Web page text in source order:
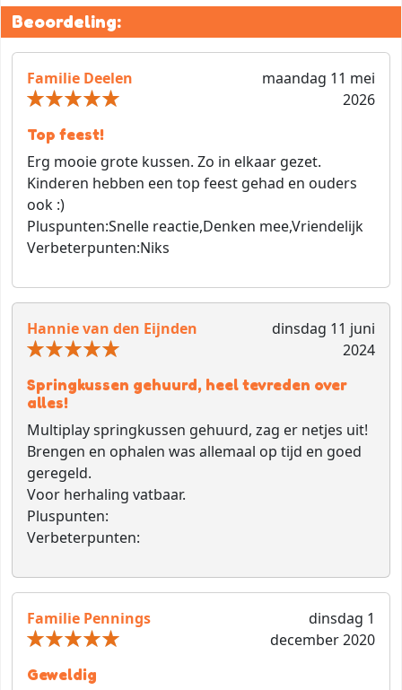
Beoordeling:
Familie Deelen
maandag 11 mei
2026
Top feest!
Erg mooie grote kussen. Zo in elkaar gezet.
Kinderen hebben een top feest gehad en ouders
ook :)
Pluspunten:Snelle reactie,Denken mee,Vriendelijk
Verbeterpunten:Niks
Hannie van den Eijnden
dinsdag 11 juni
2024
Springkussen gehuurd, heel tevreden over
alles!
Multiplay springkussen gehuurd, zag er netjes uit!
Brengen en ophalen was allemaal op tijd en goed
geregeld.
Voor herhaling vatbaar.
Pluspunten:
Verbeterpunten:
Familie Pennings
dinsdag 1
december 2020
Geweldig